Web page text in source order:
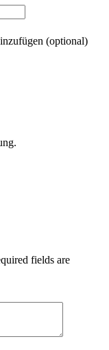
(optional)
fields are